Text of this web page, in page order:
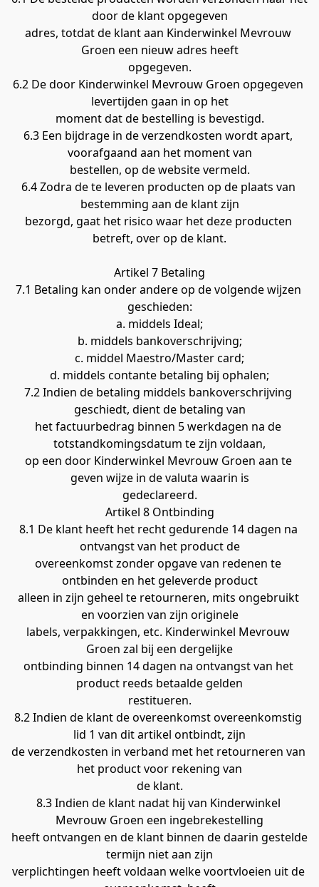
door de klant opgegeven
adres, totdat de klant aan Kinderwinkel Mevrouw
Groen een nieuw adres heeft
opgegeven.
6.2 De door Kinderwinkel Mevrouw Groen opgegeven
levertijden gaan in op het
moment dat de bestelling is bevestigd.
6.3 Een bijdrage in de verzendkosten wordt apart,
voorafgaand aan het moment van
bestellen, op de website vermeld.
6.4 Zodra de te leveren producten op de plaats van
bestemming aan de klant zijn
bezorgd, gaat het risico waar het deze producten
betreft, over op de klant.
Artikel 7 Betaling
7.1 Betaling kan onder andere op de volgende wijzen
geschieden:
a. middels Ideal;
b. middels bankoverschrijving;
c. middel Maestro/Master card;
d. middels contante betaling bij ophalen;
7.2 Indien de betaling middels bankoverschrijving
geschiedt, dient de betaling van
het factuurbedrag binnen 5 werkdagen na de
totstandkomingsdatum te zijn voldaan,
op een door Kinderwinkel Mevrouw Groen aan te
geven wijze in de valuta waarin is
gedeclareerd.
Artikel 8 Ontbinding
8.1 De klant heeft het recht gedurende 14 dagen na
ontvangst van het product de
overeenkomst zonder opgave van redenen te
ontbinden en het geleverde product
alleen in zijn geheel te retourneren, mits ongebruikt
en voorzien van zijn originele
labels, verpakkingen, etc. Kinderwinkel Mevrouw
Groen zal bij een dergelijke
ontbinding binnen 14 dagen na ontvangst van het
product reeds betaalde gelden
restitueren.
8.2 Indien de klant de overeenkomst overeenkomstig
lid 1 van dit artikel ontbindt, zijn
de verzendkosten in verband met het retourneren van
het product voor rekening van
de klant.
8.3 Indien de klant nadat hij van Kinderwinkel
Mevrouw Groen een ingebrekestelling
heeft ontvangen en de klant binnen de daarin gestelde
termijn niet aan zijn
verplichtingen heeft voldaan welke voortvloeien uit de